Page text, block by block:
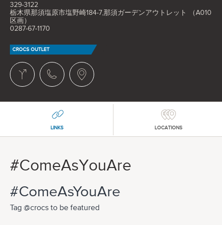
329-3122
栃木県那須塩原市塩野崎184-7,那須ガーデンアウトレット （A010
区画）
0287-67-1170
CROCS OUTLET
LINKS LOCATIONS
#ComeAsYouAre